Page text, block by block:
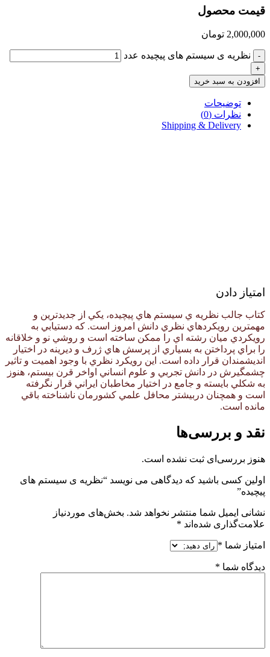
قیمت محصول
2,000,000 تومان
- نظریه ی سیستم های پیچیده عدد
+
افزودن به سبد خرید
توضیحات
نظرات (0)
Shipping & Delivery
امتیاز دادن
کتاب جالب نظريه ي سيستم هاي پيچيده، يكي از جديدترين و
مهمترین رويكردهاي نظري دانش امروز است. كه دستيابي به
رويكردي ميان رشته اي را ممكن ساخته است و روشي نو و خلاقانه
را براي پرداختن به بسياري از پرسش هاي ژرف و ديرينه در اختيار
انديشمندان قرار داده است. اين رويكرد نظري با وجود اهميت و تاثير
چشمگيرش در دانش تجربي و علوم انساني اواخر قرن بيستم، هنوز
به شكلي بايسته و جامع در اختيار مخاطبان ايراني قرار نگرفته
است و همچنان دربيشتر محافل علمي كشورمان ناشناخته باقي
مانده است.
نقد و بررسی‌ها
هنوز بررسی‌ای ثبت نشده است.
اولین کسی باشید که دیدگاهی می نویسد “نظریه ی سیستم های
پیچیده”
نشانی ایمیل شما منتشر نخواهد شد. بخش‌های موردنیاز
علامت‌گذاری شده‌اند *
امتیاز شما *
دیدگاه شما *